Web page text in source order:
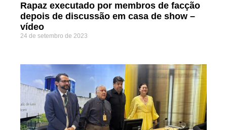
Rapaz executado por membros de facção
depois de discussão em casa de show –
vídeo
24 de setembro de 2023